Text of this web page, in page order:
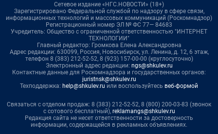
Сетевое издание «НГС.НОВОСТИ» (18+)
Зарегистрировано Федеральной службой по надзору в сфере связи,
информационных технологий и массовых коммуникаций (Роскомнадзор)
Регистрационный номер ЭЛ № ФС 77— 84683
Учредитель: Общество с ограниченной ответственностью "ИНТЕРНЕТ
ТЕХНОЛОГИИ"
Главный редактор: Громкова Елена Александровна
Адрес редакции: 630099, Россия, Новосибирск, ул. Ленина, д. 12, 6 этаж,
телефон 8 (383) 212-52-52, 8 (923) 157-00-00 (круглосуточно)
Электронный адрес редакции: ngs@shkulev.ru
Контактные данные для Роскомнадзора и государственных органов:
juristnsk@shkulev.ru
Техподдержка: help@shkulev.ru или воспользуйтесь веб-формой
Связаться с отделом продаж: 8 (383) 212-52-52, 8 (800) 200-03-83 (звонок
с сотового бесплатный), reklamangs@shkulev.ru
Редакция сайта не несет ответственности за достоверность
информации, содержащейся в рекламных объявлениях.